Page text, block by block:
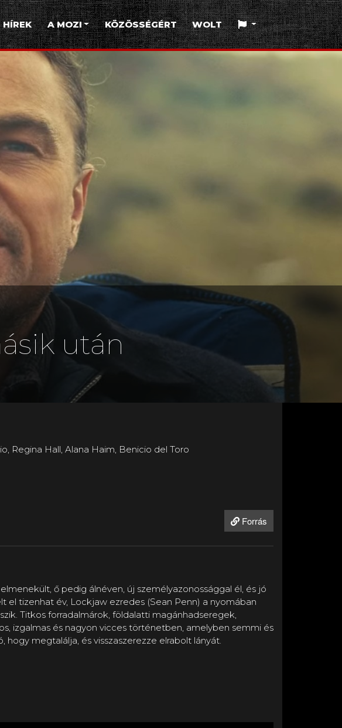
HÍREK A MOZI KÖZÖSSÉGÉRT WOLT
után
Regina Hall, Alana Haim, Benicio del Toro
Forrás
ő pedig álnéven, új személyazonossággal él, és jó
el tizenhat év, Lockjaw ezredes (Sean Penn) a nyomában
Titkos forradalmárok, földalatti magánhadseregek,
izgalmas és nagyon vicces történetben, amelyben semmi és
megtalálja, és visszaszerezze elrabolt lányát.